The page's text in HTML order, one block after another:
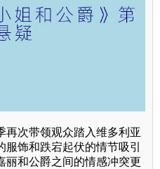
再次带领观众踏入维多利亚
饰和跌宕起伏的情节吸引
丽和公爵之间的情感冲突更